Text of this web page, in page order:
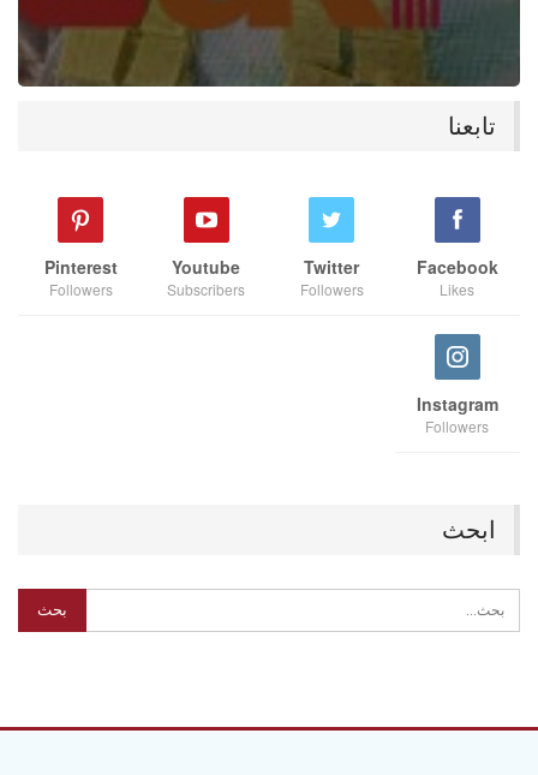
تابعنا
Facebook
Likes
Twitter
Followers
Youtube
Subscribers
Pinterest
Followers
Instagram
Followers
ابحث